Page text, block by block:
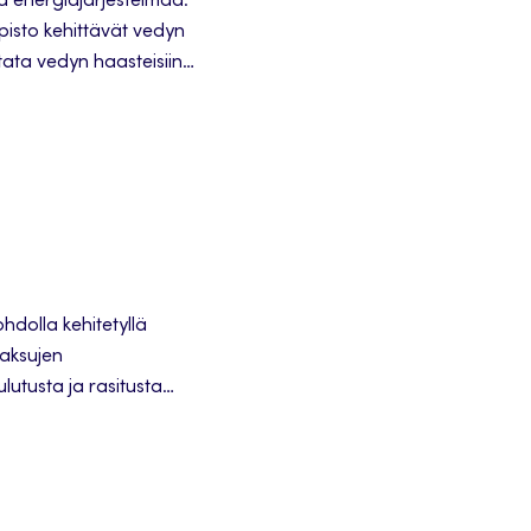
kehittävät vedyn
vedyn haasteisiin
kehitetyllä
ja rasitusta